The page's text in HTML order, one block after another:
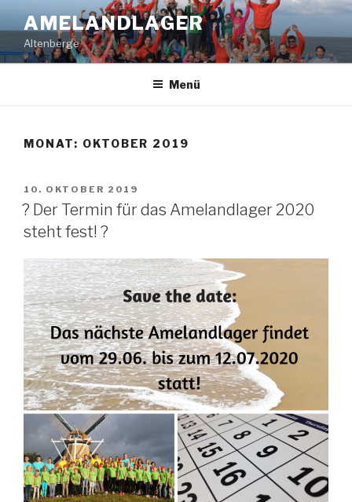
Inhalt
springen
AMELANDLAGER
Altenberge
Menü
MONAT: OKTOBER 2019
VERÖFFENTLICHT
AM
10. OKTOBER 2019
? Der Termin für das Amelandlager 2020
steht fest! ?